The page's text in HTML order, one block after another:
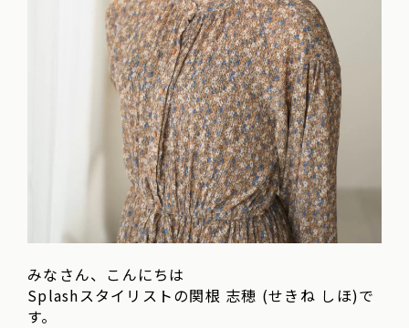
みなさん、こんにちは
Splashスタイリストの関根 志穂 (せきね しほ)で
す。